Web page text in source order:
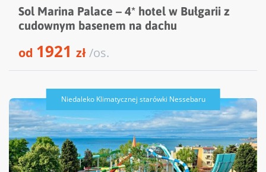
Sol Marina Palace – 4* hotel w Bułgarii z
cudownym basenem na dachu
od 1921 zł/os.
Niedaleko Klimatycznej starówki Nessebaru